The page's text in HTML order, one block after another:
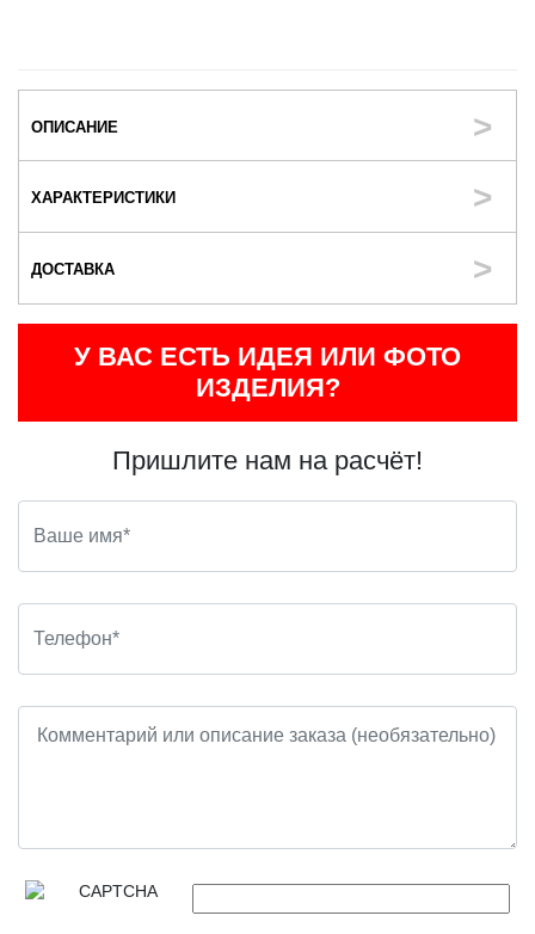
ОПИСАНИЕ
ХАРАКТЕРИСТИКИ
ДОСТАВКА
У ВАС ЕСТЬ ИДЕЯ ИЛИ ФОТО
ИЗДЕЛИЯ?
Пришлите нам на расчёт!